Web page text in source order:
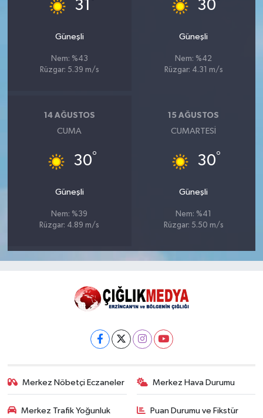
31
Güneşli
Nem: %43
Rüzgar: 5.39 m/s
30
Güneşli
Nem: %42
Rüzgar: 4.31 m/s
14 AĞUSTOS
CUMA
30°
Güneşli
Nem: %39
Rüzgar: 4.89 m/s
15 AĞUSTOS
CUMARTESI
30°
Güneşli
Nem: %41
Rüzgar: 5.50 m/s
Merkez Nöbetçi Eczaneler Merkez Hava Durumu
Merkez Trafik Yoğunluk Puan Durumu ve Fikstür